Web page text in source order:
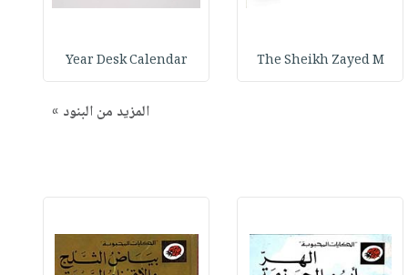
The Sheikh Zayed M
Year Desk Calendar
المزيد من البنود »